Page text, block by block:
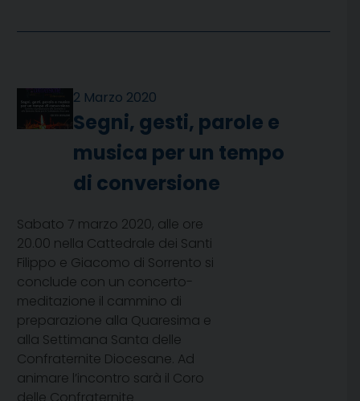
2 Marzo 2020
Segni, gesti, parole e
musica per un tempo
di conversione
Sabato 7 marzo 2020, alle ore
20.00 nella Cattedrale dei Santi
Filippo e Giacomo di Sorrento si
conclude con un concerto-
meditazione il cammino di
preparazione alla Quaresima e
alla Settimana Santa delle
Confraternite Diocesane. Ad
animare l’incontro sarà il Coro